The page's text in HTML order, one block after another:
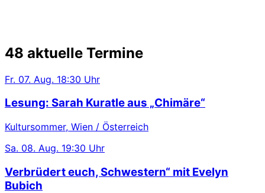
48 aktuelle Termine
Fr. 07. Aug. 18:30 Uhr
Lesung: Sarah Kuratle aus „Chimäre“
Kultursommer, Wien / Österreich
Sa. 08. Aug. 19:30 Uhr
Verbrüdert euch, Schwestern“ mit Evelyn
Bubich